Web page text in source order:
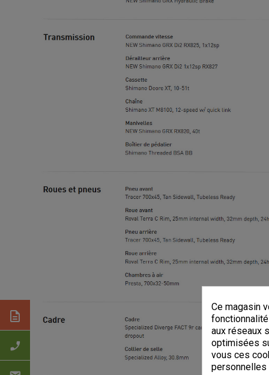
description
phone_enabled
Ce magasin
aux réseaux
optimisées
vous ces
personnelles